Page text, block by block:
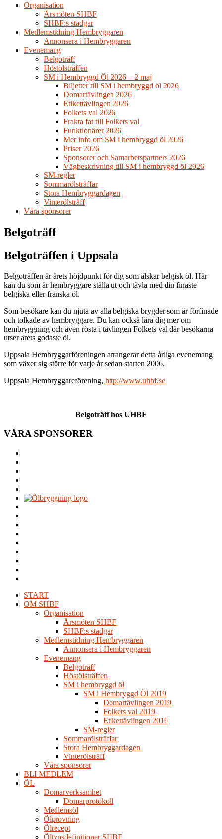
Organisation
Årsmöten SHBF
SHBF:s stadgar
Medlemstidning Hembryggaren
Annonsera i Hembryggaren
Evenemang
Belgoträff
Höstölsträffen
SM i Hembryggd Öl 2026 – 2 maj
Biljetter till SM i hembryggd öl 2026
Domartävlingen 2026
Etikettävlingen 2026
Folkets val 2026
Frakta fat till Folkets val
Funktionärer 2026
Mer info om SM i hembryggd öl 2026
Priser 2026
Sponsorer och Samarbetspartners 2026
Vägbeskrivning till SM i hembryggd öl 2026
SM-regler
Sommarölsträffar
Stora Hembryggardagen
Vinterölsträff
Våra sponsorer
Belgoträff
Belgoträffen i Uppsala
Belgoträffen är årets höjdpunkt för dig som älskar belgisk öl. Här
kan du som är hembryggare ställa ut och tävla med din finaste
belgiska eller franska öl.
Som besökare kan du njuta av alla belgiska brygder som är förfinade
och tolkade av hembryggare. Du kan också lära dig mer om
hembryggning och även rösta i tävlingen Folkets val där besökarna
utser årets godaste öl.
Uppsala Hembryggarföreningen arrangerar detta årliga evenemang
som växer sig större för varje år sedan starten 2006.
Uppsala Hembryggareförening, http://www.uhbf.se
Belgoträff hos UHBF
VÅRA SPONSORER
START
OM SHBF
Organisation
Årsmöten SHBF
SHBF:s stadgar
Medlemstidning Hembryggaren
Annonsera i Hembryggaren
Evenemang
Belgoträff
Höstölsträffen
SM i hembryggd öl
SM i Hembryggd Öl 2019
Domartävlingen 2019
Folkets val 2019
Etikettävlingen 2019
SM-regler
Sommarölsträffar
Stora Hembryggardagen
Vinterölsträff
Våra sponsorer
BLI MEDLEM
ÖL
Domarverksamhet
Domarprotokoll
Medlemsöl
Ölprovning
Ölrecept
Öltypsdefinitioner SHBF